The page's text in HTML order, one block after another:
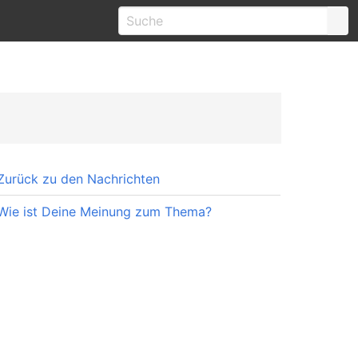
zu den Nachrichten
ist Deine Meinung zum Thema?